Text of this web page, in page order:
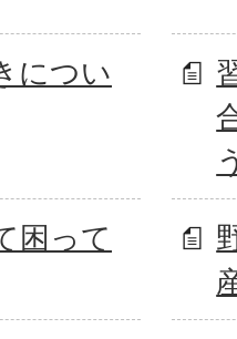
につい
困って